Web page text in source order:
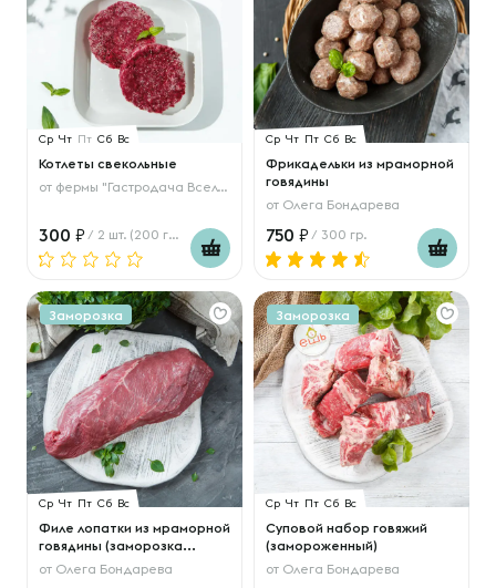
Ср Чт Пт Сб Вс
Котлеты свекольные
от фермы "Гастродача Вселуг"
300 / 2 шт. (200 гр.)
Ср Чт Пт Сб Вс
Фрикадельки из мраморной
говядины
от Олега Бондарева
750 / 300 гр.
Заморозка
Ср Чт Пт Сб Вс
Филе лопатки из мраморной
говядины (заморозка...
от Олега Бондарева
Заморозка
Ср Чт Пт Сб Вс
Суповой набор говяжий
(замороженный)
от Олега Бондарева